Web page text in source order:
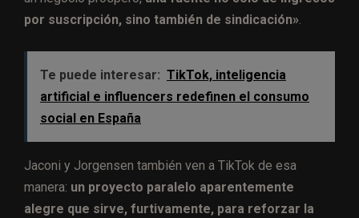
por suscripción, sino también de sindicación».
Te puede interesar: TikTok, inteligencia
artificial e influencers redefinen el consumo
social en España
Jaconi y Jorgensen también ven a TikTok de esa
manera: un proyecto paralelo aparentemente
alegre que sirve, furtivamente, para reforzar la